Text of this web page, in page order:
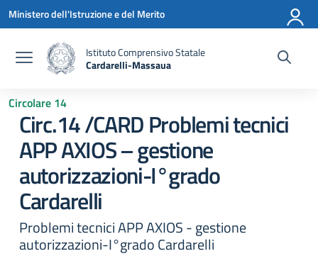
Vai ai contenuti
Vai al menu di navigazione
Vai al footer
Ministero dell'Istruzione e del Merito
Istituto Comprensivo Statale
Cardarelli-Massaua
Circolare 14
Circ.14 /CARD Problemi tecnici
APP AXIOS – gestione
autorizzazioni-I°grado
Cardarelli
Problemi tecnici APP AXIOS - gestione
autorizzazioni-I°grado Cardarelli